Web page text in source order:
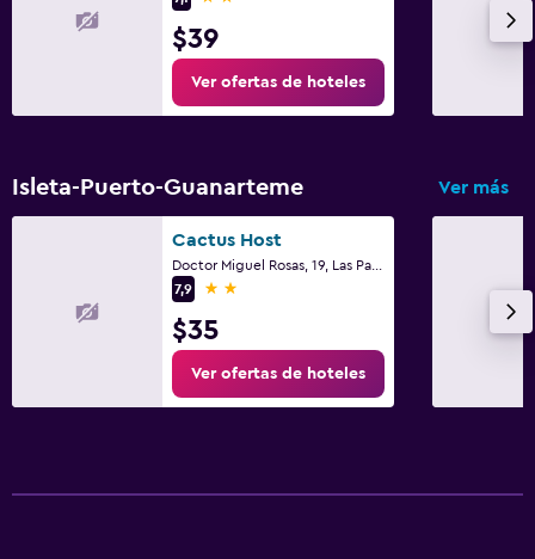
$39
Ver ofertas de hoteles
Isleta-Puerto-Guanarteme Ver más
Cactus Host
7,9
2 estrellas
$35
Ver ofertas de hoteles